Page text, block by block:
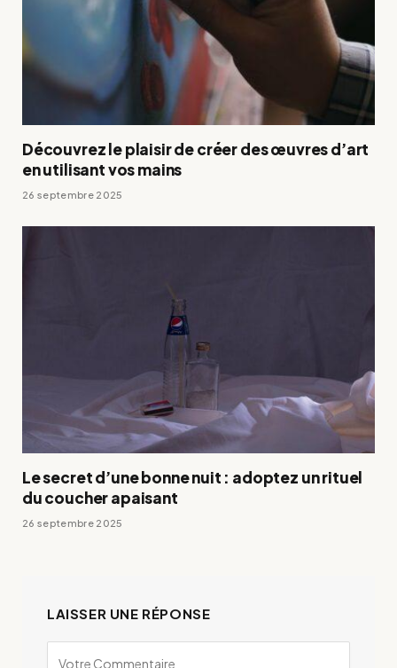
Découvrez le plaisir de créer des œuvres d’art
en utilisant vos mains
26 septembre 2025
Le secret d’une bonne nuit : adoptez un rituel
du coucher apaisant
26 septembre 2025
LAISSER UNE RÉPONSE